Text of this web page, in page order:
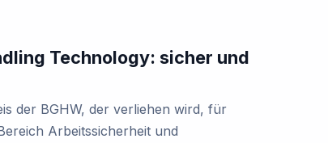
Technology: sicher und
der BGHW, der verliehen wird, für
Arbeitssicherheit und